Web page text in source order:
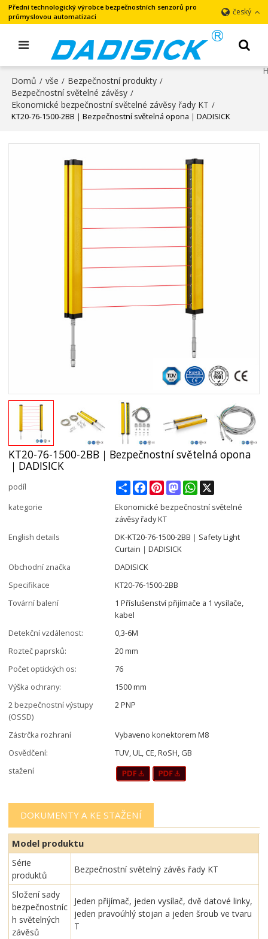
Přední technologický výrobce bezpečnostních senzorů pro
průmyslovou automatizaci
český
Domů / vše / Bezpečnostní produkty /
Bezpečnostní světelné závěsy /
Ekonomické bezpečnostní světelné závěsy řady KT /
KT20-76-1500-2BB｜Bezpečnostní světelná opona｜DADISICK
KT20-76-1500-2BB｜Bezpečnostní světelná opona
｜DADISICK
podíl ShareFacebookPinterestMastodonWhatsApp
kategorie
Ekonomické bezpečnostní světelné
závěsy řady KT
English details
DK-KT20-76-1500-2BB｜Safety Light
Curtain｜DADISICK
Obchodní značka
DADISICK
Specifikace
KT20-76-1500-2BB
Tovární balení
1 Příslušenství přijímače a 1 vysílače,
kabel
Detekční vzdálenost:
0,3-6M
Rozteč paprsků:
20 mm
Počet optických os:
76
Výška ochrany:
1500 mm
2 bezpečnostní výstupy
(OSSD)
2 PNP
Zástrčka rozhraní
Vybaveno konektorem M8
Osvědčení:
TUV, UL, CE, RoSH, GB
stažení
DOKUMENTY A KE STAŽENÍ
Model produktu
Série
produktů
Bezpečnostní světelný závěs řady KT
Složení sady
bezpečnostníc
h světelných
závěsů
Jeden přijímač, jeden vysílač, dvě datové linky,
jeden pravoúhlý stojan a jeden šroub ve tvaru
T